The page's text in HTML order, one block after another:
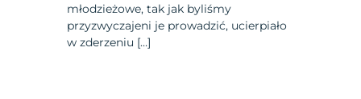
młodzieżowe, tak jak byliśmy
przyzwyczajeni je prowadzić, ucierpiało
w zderzeniu […]